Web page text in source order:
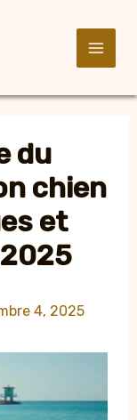
du
chien
et
4, 2025